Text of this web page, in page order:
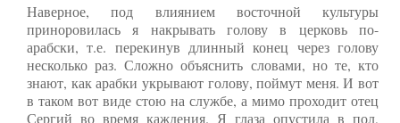
Наверное, под влиянием восточной культуры
приноровилась я накрывать голову в церковь по-
арабски, т.е. перекинув длинный конец через голову
несколько раз. Сложно объяснить словами, но те, кто
знают, как арабки укрывают голову, поймут меня. И вот
в таком вот виде стою на службе, а мимо проходит отец
Сергий во время каждения. Я глаза опустила в пол,